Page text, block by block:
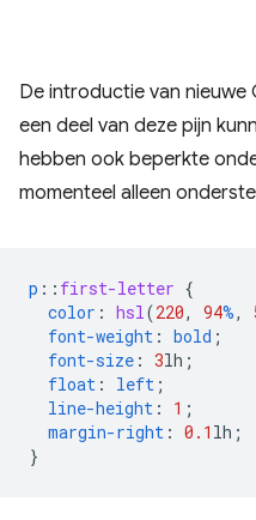
De introductie van nieuwe
een deel van deze pijn
hebben ook beperkte
momenteel alleen
p :: first-letter {
color : hsl(220, 94%,
font-weight : bold ;
font-size : 3lh ;
float : left ;
line-height : 1 ;
margin-right : 0.1 lh ;
}